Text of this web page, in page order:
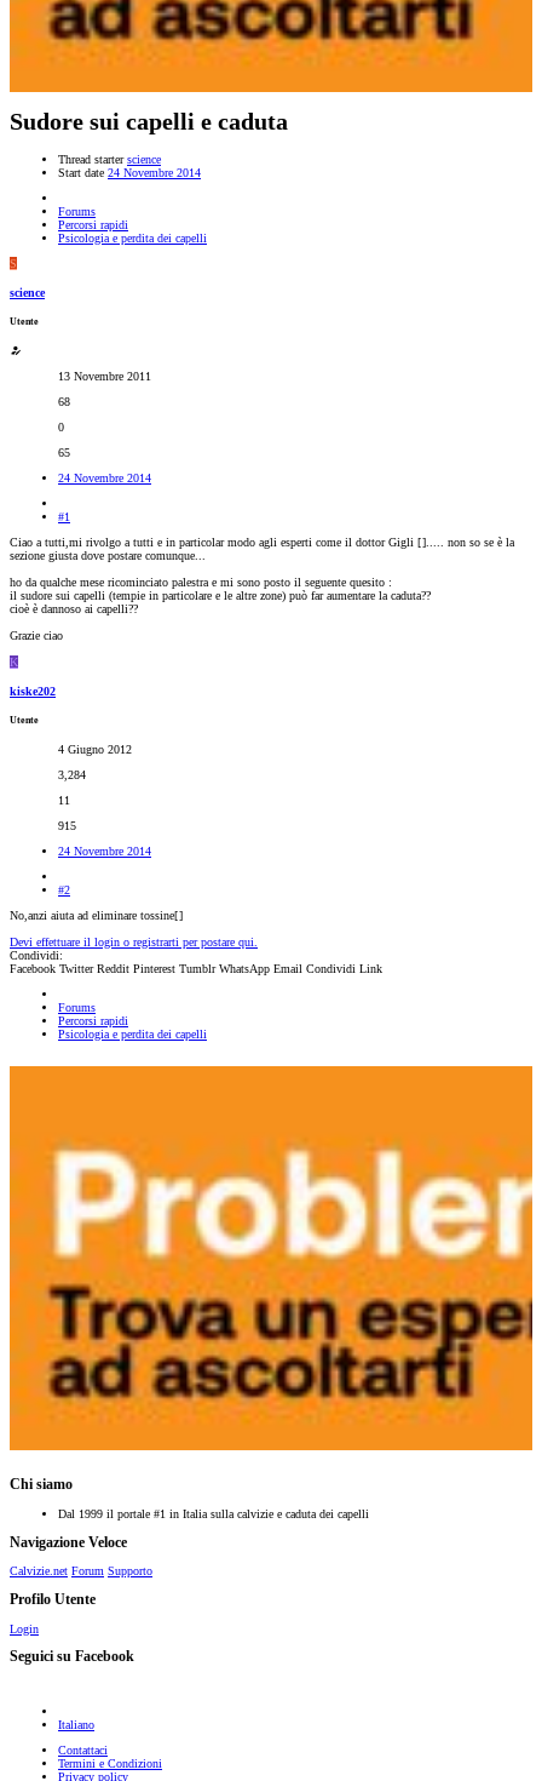
Sudore sui capelli e caduta
Thread starter science
Start date 24 Novembre 2014
Forums
Percorsi rapidi
Psicologia e perdita dei capelli
S
science
Utente
13 Novembre 2011
68
0
65
24 Novembre 2014
#1
Ciao a tutti,mi rivolgo a tutti e in particolar modo agli esperti come il dottor Gigli []..... non so se è la
sezione giusta dove postare comunque...
ho da qualche mese ricominciato palestra e mi sono posto il seguente quesito :
il sudore sui capelli (tempie in particolare e le altre zone) può far aumentare la caduta??
cioè è dannoso ai capelli??
Grazie ciao
K
kiske202
Utente
4 Giugno 2012
3,284
11
915
24 Novembre 2014
#2
No,anzi aiuta ad eliminare tossine[]
Devi effettuare il login o registrarti per postare qui.
Condividi:
Facebook Twitter Reddit Pinterest Tumblr WhatsApp Email Condividi Link
Forums
Percorsi rapidi
Psicologia e perdita dei capelli
Chi siamo
Dal 1999 il portale #1 in Italia sulla calvizie e caduta dei capelli
Navigazione Veloce
Calvizie.net Forum Supporto
Profilo Utente
Login
Seguici su Facebook
Italiano
Contattaci
Termini e Condizioni
Privacy policy